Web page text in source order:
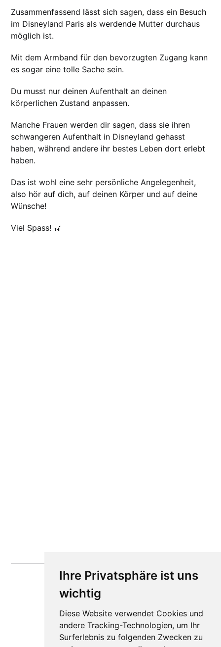
Ihre Privatsphäre ist uns
wichtig
Diese Website verwendet Cookies und
andere Tracking-Technologien, um Ihr
Surferlebnis zu folgenden Zwecken zu
Zusammenfassend lässt sich sagen, dass ein Besuch
im Disneyland Paris als werdende Mutter durchaus
möglich ist.
Mit dem Armband für den bevorzugten Zugang kann
es sogar eine tolle Sache sein.
Du musst nur deinen Aufenthalt an deinen
körperlichen Zustand anpassen.
Manche Frauen werden dir sagen, dass sie ihren
schwangeren Aufenthalt in Disneyland gehasst
haben, während andere ihr bestes Leben dort erlebt
haben.
Das ist wohl eine sehr persönliche Angelegenheit,
also hör auf dich, auf deinen Körper und auf deine
Wünsche!
Viel Spass! 🎢